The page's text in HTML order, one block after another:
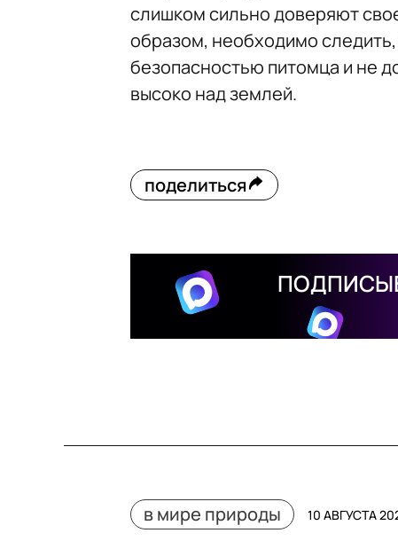
слишком сильно доверяют
образом, необходимо
безопасностью питомца и не
высоко над землей.
поделиться
в мире природы 10 АВГУСТА